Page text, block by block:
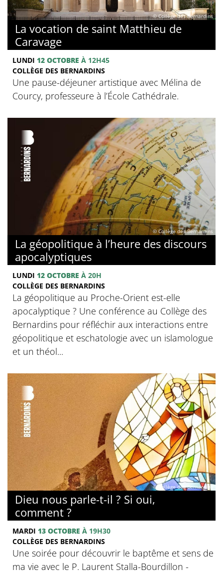
© Collège des Bernardins
La vocation de saint Matthieu de
Caravage
LUNDI 12 OCTOBRE À 12H45
COLLÈGE DES BERNARDINS
Une pause-déjeuner artistique avec Mélina de
Courcy, professeure à l’École Cathédrale.
© Collège des Bernardins
La géopolitique à l’heure des discours
apocalyptiques
LUNDI 12 OCTOBRE À 20H
COLLÈGE DES BERNARDINS
La géopolitique au Proche-Orient est-elle
apocalyptique ? Une conférence au Collège des
Bernardins pour réfléchir aux interactions entre
géopolitique et eschatologie avec un islamologue
et un théol...
© Collège des Bernardins
Dieu nous parle-t-il ? Si oui,
comment ?
MARDI 13 OCTOBRE À 19H30
COLLÈGE DES BERNARDINS
Une soirée pour découvrir le baptême et sens de
ma vie avec le P. Laurent Stalla-Bourdillon -